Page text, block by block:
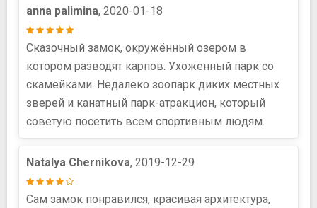
anna palimina, 2020-01-18
Сказочный замок, окружённый озером в
котором разводят карпов. Ухоженный парк со
скамейками. Недалеко зоопарк диких местных
зверей и канатный парк-атракцион, который
советую посетить всем спортивным людям.
Natalya Chernikova, 2019-12-29
Сам замок понравился, красивая архитектура,